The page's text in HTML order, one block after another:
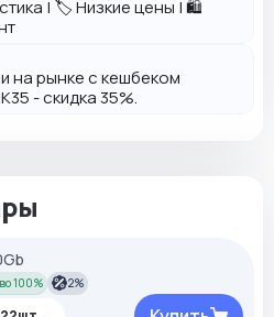
| 🏷️ Низкие цены | 🛍️
на рынке с кешбеком
- скидка 35%.
100% 2%